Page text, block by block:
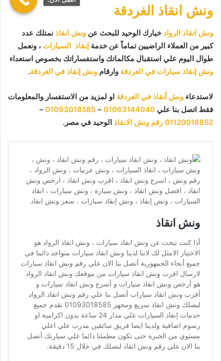
ونش انقاذ الغردقة
ونش انقاذ الرواد خيارك الوحيد للبحث عن ونش انقاذ نمتلك عدد
كبير من العملاء الراضيين تماماً عن خدمة إنقاذ السيارات ، ونعمل
طوال اليوم علي استقبال مكالماتك واستفساراتك بخصوص استعداء
ونش إنقاذ سيارات في الغردقة وارقام ونش إنقاذ في الغردقة.
لاستدعاء ونش أنقاذ في الغردقة او لمزيد من الاستفسار والمعلومات
فقط اتصل بنا علي 01063144040
–
01093018585
–
01120018852 رقم ونش الانقاذ الوحيد في مصر.